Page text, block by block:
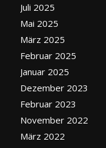
Juli 2025
Mai 2025
März 2025
Februar 2025
Januar 2025
Dezember 2023
Februar 2023
November 2022
März 2022